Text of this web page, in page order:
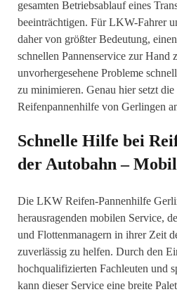
gesamten Betriebsablauf eines
beeinträchtigen. Für LKW-Fahrer
daher von größter Bedeutung,
schnellen Pannenservice zur Hand
unvorhergesehene Probleme
zu minimieren. Genau hier setzt
Reifenpannenhilfe von Gerlingen
Schnelle Hilfe bei
der Autobahn –
Die LKW Reifen-Pannenhilfe
herausragenden mobilen Service,
und Flottenmanagern in ihrer Zeit
zuverlässig zu helfen. Durch den
hochqualifizierten Fachleuten und
kann dieser Service eine breite